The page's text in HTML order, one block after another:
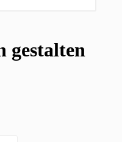
gestalten